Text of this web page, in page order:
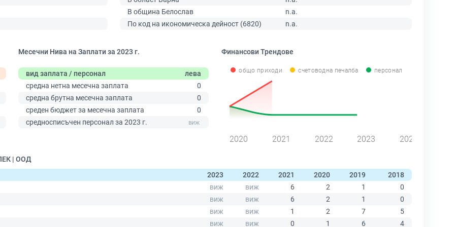
В община Белослав
n.a.
По код на икономическа дейност (6820)
n.a.
Месечни Нива на Заплати за 2023 г.
вид заплата / персонал
лева
средна нетна месечна заплата
0
средна брутна месечна заплата
0
среден бюджет за месечна заплата
0
средносписъчен персонал за 2023 г.
Финансови Трендове
общо приходи счетоводна печалба персонал
2020 2021 2022 2023 2024
| ООД
2023
2022 2021 2020 2019 2018